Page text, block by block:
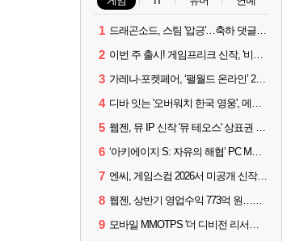
1 드래곤소드, 스팀 '압긍'…축하 댓글 달고 게임 코드 받자!
2 이번 주 출시! 게임프리크 신작, '비스트 오브 리인카네이션'
3 가레나·포켓페어, ‘팰월드 온라인’ 2026년 출시 예고
4 디바 잇는 '오버워치 한국 영웅', 메카 파일럿 디몬 나온다
5 웹젠, 뮤 IP 신작 '뮤 테오스' 상표권 출원
6 ‘아키에이지 S: 자유의 해협’ PC MMORPG로 개발한다
7 엔씨, 게임스컴 2026서 미공개 신작 최초 공개
8 웹젠, 상반기 영업수익 773억 원…순이익 89% 증가
9 모바일 MMOTPS '더 디비전 리서전스', 6일 스팀에도 출시